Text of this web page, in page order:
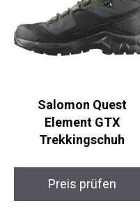
Salomon Quest
Element GTX
Trekkingschuh
Preis prüfen